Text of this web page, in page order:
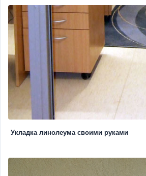
Укладка линолеума своими руками